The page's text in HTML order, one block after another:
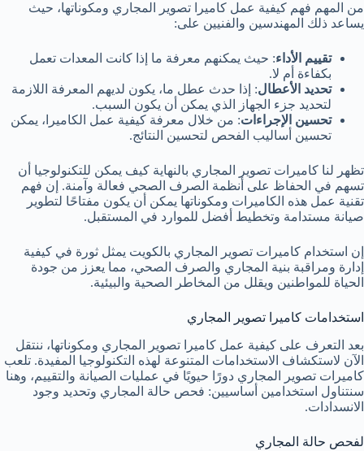
من المهم فهم كيفية عمل كاميرا تصوير المجاري ومكوناتها، حيث
يساعد ذلك المهندسين والفنيين على:
تقييم الأداء: حيث يمكنهم معرفة ما إذا كانت المعدات تعمل
بكفاءة أم لا.
تحديد الأعطال: إذا حدث عطل ما، يكون لديهم المعرفة اللازمة
لتحديد جزء الجهاز الذي يمكن أن يكون السبب.
تحسين الإجراءات: من خلال معرفة كيفية عمل الكاميرا، يمكن
تحسين أساليب الفحص لتحسين النتائج.
تظهر لنا كاميرات تصوير المجاري بالنهاية كيف يمكن للتكنولوجيا أن
تسهم في الحفاظ على أنظمة الصرف الصحي فعالة وآمنة. إن فهم
تقنية عمل هذه الكاميرات ومكوناتها يمكن أن يكون مفتاحًا لتطوير
صيانة مستدامة وتخطيط أفضل للموارد في المستقبل.
إن استخدام كاميرات تصوير المجاري بالكويت يمثل ثورة في كيفية
إدارة ومراقبة بنية المجاري والصرف الصحي، مما يعزز من جودة
الحياة للمواطنين ويقلل من المخاطر الصحية والبيئية.
استخدامات كاميرا تصوير المجاري
بعد التعرف على كيفية عمل كاميرا تصوير المجاري ومكوناتها، ننتقل
الآن لاستكشاف الاستخدامات المتنوعة لهذه التكنولوجيا المفيدة. تلعب
كاميرات تصوير المجاري دورًا حيويًا في عمليات الصيانة والتقييم، وهنا
سنتناول استخدامين أساسيين: فحص حالة المجاري وتحديد وجود
الانسدادات.
لفحص حالة المجاري